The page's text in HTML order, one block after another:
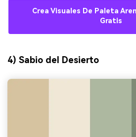
Crea Visuales De Paleta
Gratis
4) Sabio del Desierto